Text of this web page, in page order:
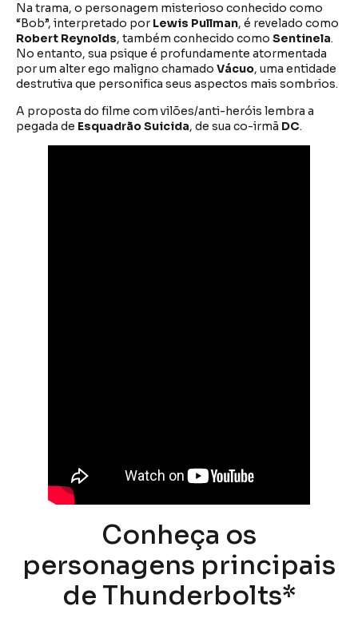
Na trama, o personagem misterioso conhecido como
“Bob”, interpretado por Lewis Pullman, é revelado como
Robert Reynolds, também conhecido como Sentinela.
No entanto, sua psique é profundamente atormentada
por um alter ego maligno chamado Vácuo, uma entidade
destrutiva que personifica seus aspectos mais sombrios.
A proposta do filme com vilões/anti-heróis lembra a
pegada de Esquadrão Suicida, de sua co-irmã DC.
Conheça os
personagens principais
de Thunderbolts*